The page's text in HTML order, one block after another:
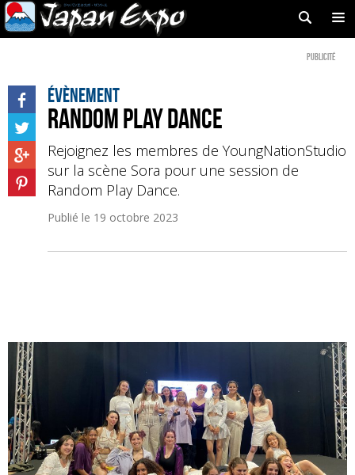
Publicité
Évènement
Random Play Dance
Rejoignez les membres de YoungNationStudio
sur la scène Sora pour une session de
Random Play Dance.
Publié le 19 octobre 2023